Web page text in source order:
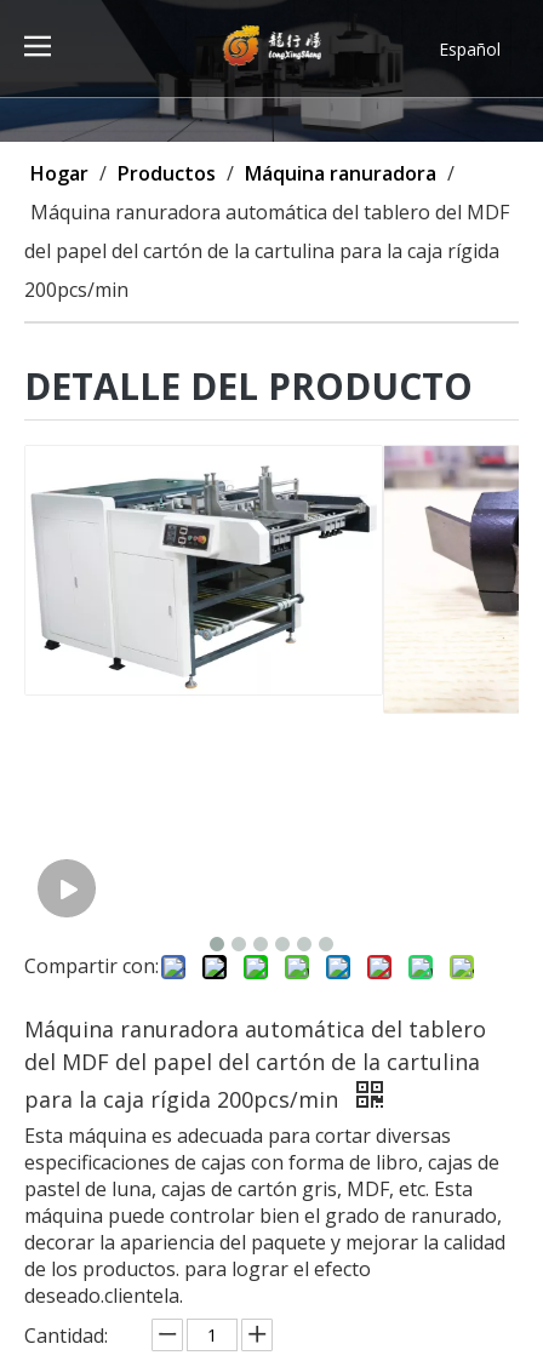
Español
Türk dili
ไทย
Deutsch
Português
Français
English
Hogar / Productos / Máquina ranuradora /
Máquina ranuradora automática del tablero del MDF
del papel del cartón de la cartulina para la caja rígida
200pcs/min
DETALLE DEL PRODUCTO
Compartir con:
Máquina ranuradora automática del tablero
del MDF del papel del cartón de la cartulina
para la caja rígida 200pcs/min
Esta máquina es adecuada para cortar diversas
especificaciones de cajas con forma de libro, cajas de
pastel de luna, cajas de cartón gris, MDF, etc. Esta
máquina puede controlar bien el grado de ranurado,
decorar la apariencia del paquete y mejorar la calidad
de los productos. para lograr el efecto
deseado.clientela.
Cantidad: